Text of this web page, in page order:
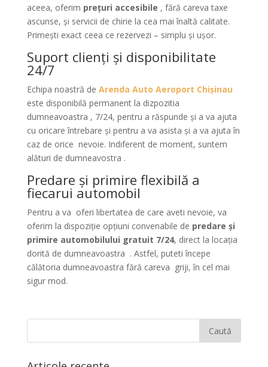
aceea, oferim prețuri accesibile , fără careva taxe
ascunse, și servicii de chirie la cea mai înaltă calitate.
Primești exact ceea ce rezervezi – simplu şi uşor.
Suport clienți şi disponibilitate
24/7
Echipa noastră de Arenda Auto Aeroport Chişinau
este disponibilă permanent la dizpozitia
dumneavoastra , 7/24, pentru a răspunde şi a va ajuta
cu oricare întrebare și pentru a va asista şi a va ajuta în
caz de orice nevoie. Indiferent de moment, suntem
alături de dumneavostra .
Predare și primire flexibilă a
fiecarui automobil
Pentru a va oferi libertatea de care aveti nevoie, va
oferim la dispoziție opțiuni convenabile de predare și
primire automobilului gratuit 7/24, direct la locația
dorită de dumneavoastra . Astfel, puteti începe
călătoria dumneavoastra fără careva griji, în cel mai
sigur mod.